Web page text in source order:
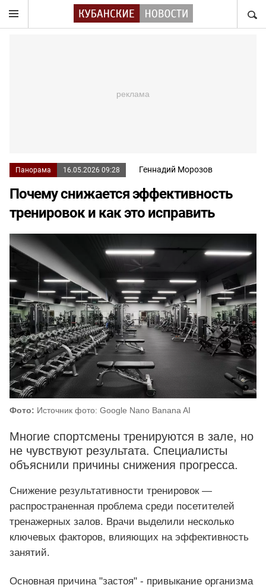
Панорама 16.05.2026 09:28 Геннадий Морозов
Почему снижается эффективность
тренировок и как это исправить
Фото: Источник фото: Google Nano Banana AI
Многие спортсмены тренируются в зале, но
не чувствуют результата. Специалисты
объяснили причины снижения прогресса.
Снижение результативности тренировок —
распространенная проблема среди посетителей
тренажерных залов. Врачи выделили несколько
ключевых факторов, влияющих на эффективность
занятий.
Основная причина "застоя" - привыкание организма